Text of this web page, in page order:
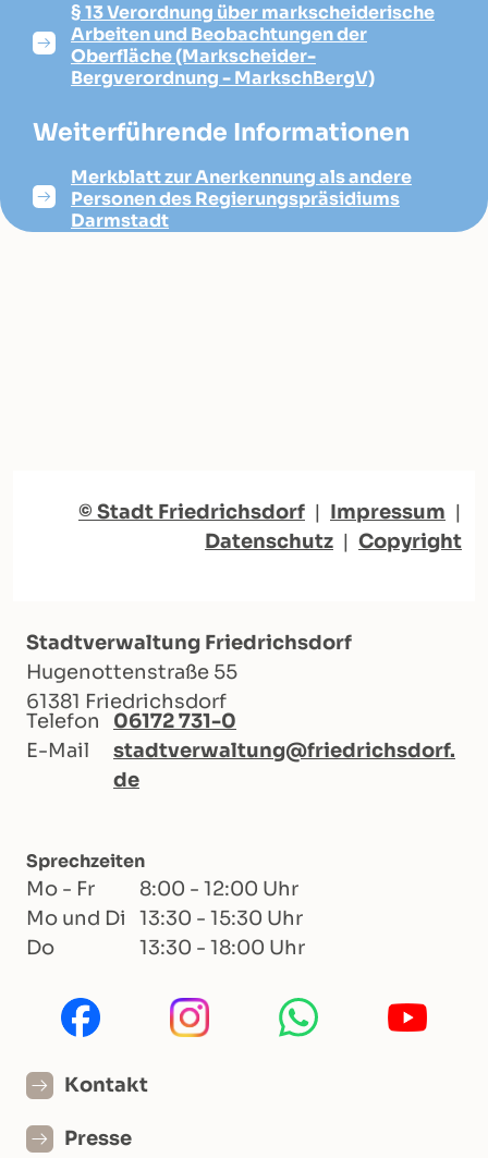
§ 13 Verordnung über markscheiderische
Arbeiten und Beobachtungen der
Oberfläche (Markscheider-
Bergverordnung - MarkschBergV)
Weiterführende Informationen
Merkblatt zur Anerkennung als andere
Personen des Regierungspräsidiums
Darmstadt
© Stadt Friedrichsdorf | Impressum |
Datenschutz | Copyright
Stadtverwaltung Friedrichsdorf
Hugenottenstraße 55
61381 Friedrichsdorf
Telefon
06172 731-0
E-Mail
stadtverwaltung@friedrichsdorf.
de
Sprechzeiten
Mo - Fr
8:00 - 12:00 Uhr
Mo und Di
13:30 - 15:30 Uhr
Do
13:30 - 18:00 Uhr
Kontakt
Presse